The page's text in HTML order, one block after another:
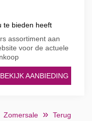
te bieden heeft
assortiment aan
voor de actuele
BEKIJK AANBIEDING
Zomersale
Terug